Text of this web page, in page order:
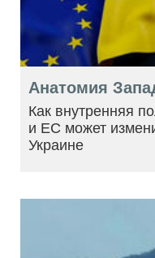
Анатомия
Как внутренняя
и ЕС может
Украине